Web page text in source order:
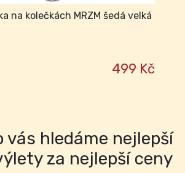
na kolečkách MRZM šedá velká
499 Kč
vás hledáme nejlepší
za nejlepší ceny